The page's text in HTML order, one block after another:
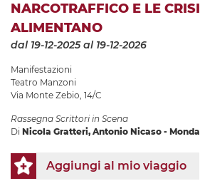
NARCOTRAFFICO E LE
ALIMENTANO
dal 19-12-2025al 19-12-2026
Manifestazioni
Teatro Manzoni
Via Monte Zebio, 14/C
Rassegna Scrittori in Scena
Di Nicola Gratteri, Antonio Nicaso -
Aggiungi al mio viaggio